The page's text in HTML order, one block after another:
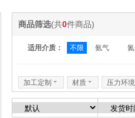
商品筛选(共0件商品)
适用介质： 不限 氨气
加工定制 6 材质 6 压力环境